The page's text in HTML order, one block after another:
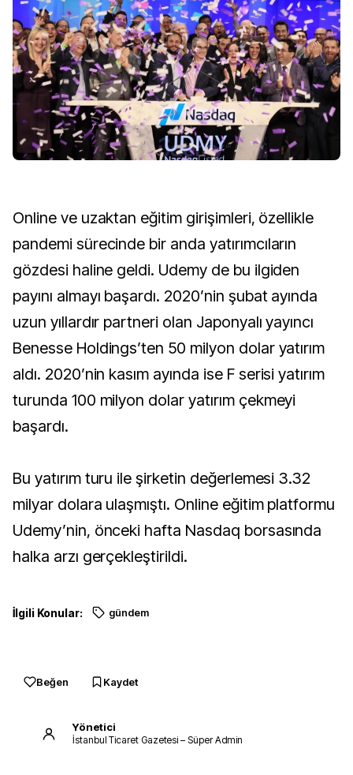
Online ve uzaktan eğitim girişimleri, özellikle
pandemi sürecinde bir anda yatırımcıların
gözdesi haline geldi. Udemy de bu ilgiden
payını almayı başardı. 2020’nin şubat ayında
uzun yıllardır partneri olan Japonyalı yayıncı
Benesse Holdings’ten 50 milyon dolar yatırım
aldı. 2020’nin kasım ayında ise F serisi yatırım
turunda 100 milyon dolar yatırım çekmeyi
başardı.
Bu yatırım turu ile şirketin değerlemesi 3.32
milyar dolara ulaşmıştı. Online eğitim platformu
Udemy’nin, önceki hafta Nasdaq borsasında
halka arzı gerçekleştirildi.
İlgili Konular: gündem
Beğen Kaydet
Yönetici
İstanbul Ticaret Gazetesi – Süper Admin